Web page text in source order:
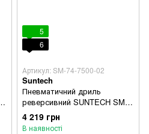
5
6
Артикул: SM-74-7500-02
Suntech
Пневматичний дриль
реверсивний SUNTECH SM-
74-7500-02
4 219 грн
В наявності